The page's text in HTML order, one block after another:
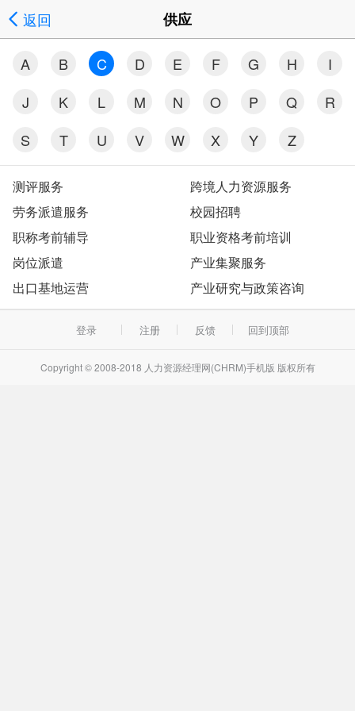
返回 供应
A B C D E F G H
I
J
K L M N O P Q
R
S
T U V W X Y Z
测评服务
跨境人力资源服务
劳务派遣服务
校园招聘
职称考前辅导
职业资格考前培训
岗位派遣
产业集聚服务
出口基地运营
产业研究与政策咨询
登录 注册 反馈 回到顶部
Copyright © 2008-2018 人力资源经理网(CHRM)手机版 版权所有